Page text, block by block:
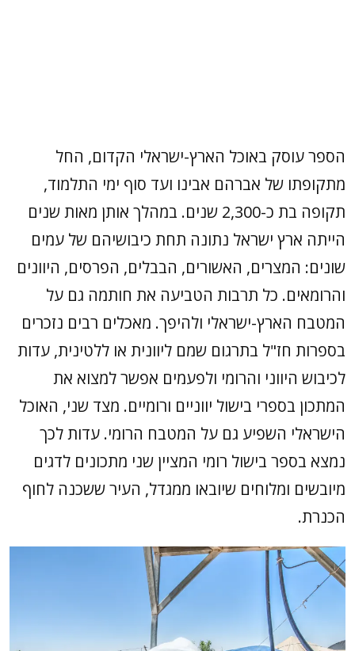
הספר עוסק באוכל הארץ-ישראלי הקדום, החל
מתקופתו של אברהם אבינו ועד סוף ימי התלמוד,
תקופה בת כ-2,300 שנים. במהלך אותן מאות שנים
הייתה ארץ ישראל נתונה תחת כיבושיהם של עמים
שונים: המצרים, האשורים, הבבלים, הפרסים, היוונים
והרומאים. כל תרבות הטביעה את חותמה גם על
המטבח הארץ-ישראלי ולהיפך. מאכלים רבים נזכרים
בספרות חז"ל בתרגום שמם ליוונית או ללטינית, עדות
לכיבוש היווני והרומי ולפעמים אפשר למצוא את
המתכון בספרי בישול יווניים ורומיים. מצד שני, האוכל
הישראלי השפיע גם על המטבח הרומי. עדות לכך
נמצא בספר בישול רומי המציין שני מתכונים לדגים
מיובשים ומלוחים שיובאו ממגדל, העיר ששכנה לחוף
הכנרת.